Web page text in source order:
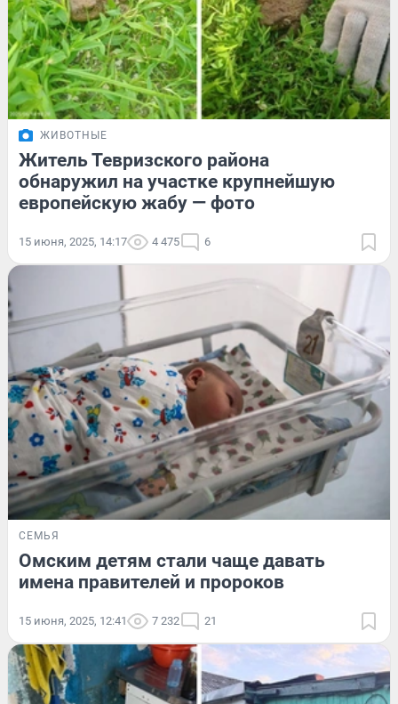
ЖИВОТНЫЕ
Житель Тевризского района
обнаружил на участке крупнейшую
европейскую жабу — фото
15 июня, 2025, 14:17 4 475 6
СЕМЬЯ
Омским детям стали чаще давать
имена правителей и пророков
15 июня, 2025, 12:41 7 232 21